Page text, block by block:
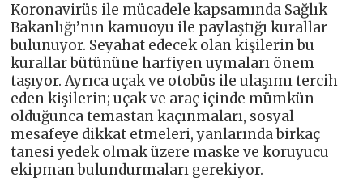
Koronavirüs ile mücadele kapsamında Sağlık
Bakanlığı’nın kamuoyu ile paylaştığı kurallar
bulunuyor. Seyahat edecek olan kişilerin bu
kurallar bütününe harfiyen uymaları önem
taşıyor. Ayrıca uçak ve otobüs ile ulaşımı tercih
eden kişilerin; uçak ve araç içinde mümkün
olduğunca temastan kaçınmaları, sosyal
mesafeye dikkat etmeleri, yanlarında birkaç
tanesi yedek olmak üzere maske ve koruyucu
ekipman bulundurmaları gerekiyor.